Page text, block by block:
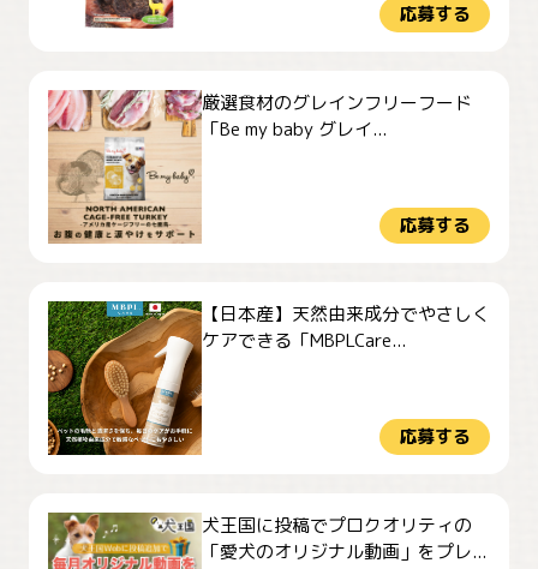
応募する
厳選食材のグレインフリーフード
「Be my baby グレイ...
応募する
【日本産】天然由来成分でやさしく
ケアできる「MBPLCare...
応募する
犬王国に投稿でプロクオリティの
「愛犬のオリジナル動画」をプレ...